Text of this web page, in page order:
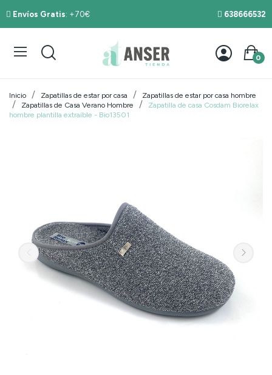
Envíos Gratis: +70€ 638666532
0
Inicio Zapatillas de estar por casa
Zapatillas de estar por casa hombre
Zapatillas de Casa Verano Hombre
Zapatilla de casa Cosdam Biorelax
hombre plantilla extraíble - Bio13501